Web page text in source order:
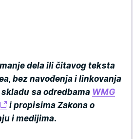
dela ili čitavog teksta
bez navođenja i linkovanja
sa odredbama WMG
i propisima Zakona o
i medijima.